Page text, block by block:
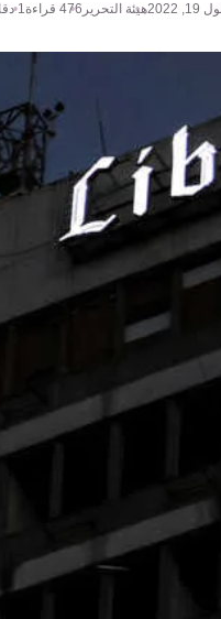
19, 2022 هيئة التحرير 476 قراءة1 دقائق قراءة